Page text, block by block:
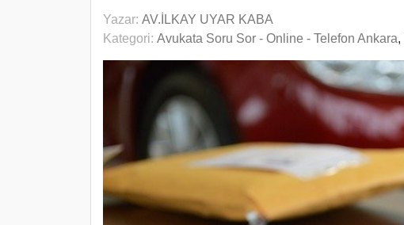
Yazar: AV.İLKAY UYAR KABA
Kategori: Avukata Soru Sor - Online - Telefon Ankara,